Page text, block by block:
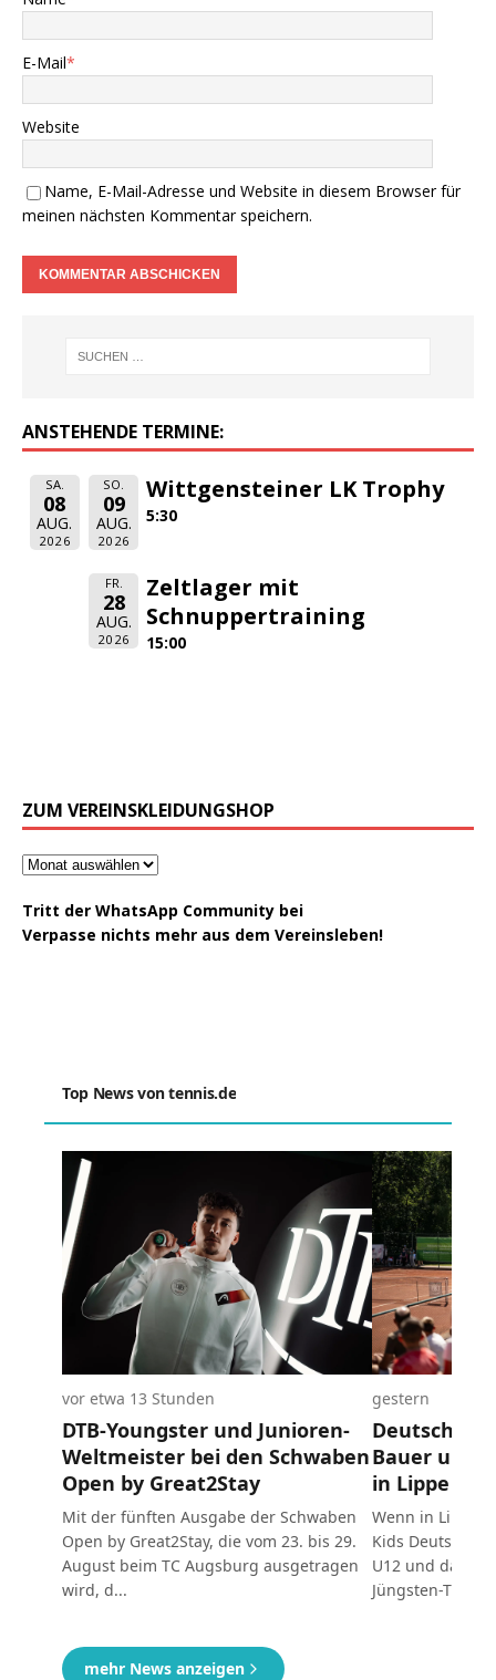
E-Mail*
Website
Name, E-Mail-Adresse und Website in diesem Browser für
meinen nächsten Kommentar speichern.
ANSTEHENDE TERMINE:
SA.
08
AUG.
2026
SO.
09
AUG.
2026
Wittgensteiner LK Trophy
5:30
FR.
28
AUG.
2026
Zeltlager mit
Schnuppertraining
15:00
ZUM VEREINSKLEIDUNGSHOP
Tritt der WhatsApp Community bei
Verpasse nichts mehr aus dem Vereinsleben!